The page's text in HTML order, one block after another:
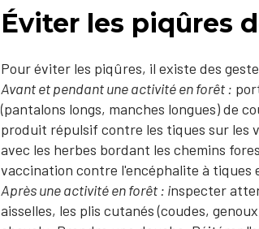
Éviter les piqûres
Pour éviter les piqûres, il existe des
Avant et pendant une activité en forêt :
(pantalons longs, manches longues) de
produit répulsif contre les tiques sur les
avec les herbes bordant les chemins
vaccination contre l'encéphalite à tiques
Après une activité en forêt : inspecter
aisselles, les plis cutanés (coudes,